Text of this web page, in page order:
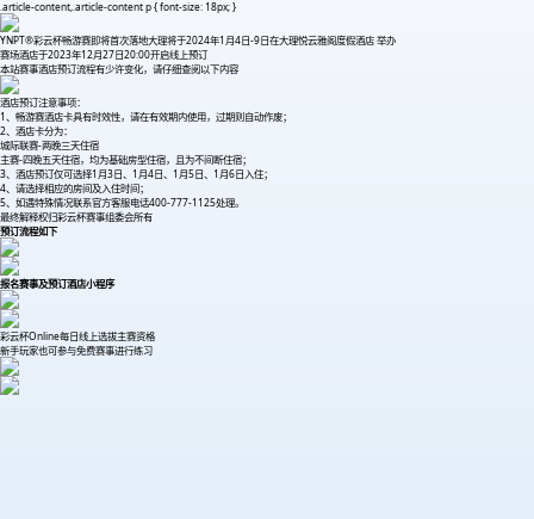
.article-content,.article-content p { font-size: 18px; }
YNPT®彩云杯畅游赛即将首次落地大理将于2024年1月4日-9日在大理悦云雅阁度假酒店 举办
赛场酒店于2023年12月27日20:00开启线上预订
本站赛事酒店预订流程有少许变化，请仔细查阅以下内容
酒店预订注意事项：
1、畅游赛酒店卡具有时效性，请在有效期内使用，过期则自动作废；
2、酒店卡分为：
城际联赛-两晚三天住宿
主赛-四晚五天住宿，均为基础房型住宿，且为不间断住宿；
3、酒店预订仅可选择1月3日、1月4日、1月5日、1月6日入住；
4、请选择相应的房间及入住时间；
5、如遇特殊情况联系官方客服电话400-777-1125处理。
最终解释权归彩云杯赛事组委会所有
预订流程如下
报名赛事及预订酒店小程序
彩云杯Online每日线上选拔主赛资格
新手玩家也可参与免费赛事进行练习